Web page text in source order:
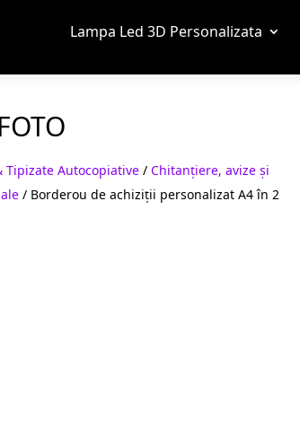
Lampa Led 3D Personalizata
Tipizate Autocopiative /Chitanțiere, avize și
/ Borderou de achiziții personalizat A4 în 2